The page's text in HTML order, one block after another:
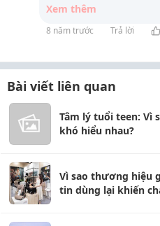
Xem thêm
8 năm trước Trả lời
Bài viết liên quan
Tâm lý tuổi teen: Vì
khó hiểu nhau?
Vì sao thương hiệu
tin dùng lại khiến